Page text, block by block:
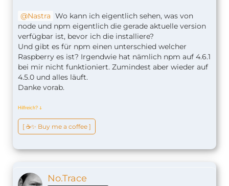
Nastra Wo kann ich eigentlich sehen, was von
node und npm eigentlich die gerade aktuelle version
verfügbar ist, bevor ich die installiere?
Und gibt es für npm einen unterschied welcher
Raspberry es ist? Irgendwie hat nämlich npm auf 4.6.1
bei mir nicht funktioniert. Zumindest aber wieder auf
4.5.0 und alles läuft.
Danke vorab.
Hilfreich? ↆ
[ ☕️✨ Buy me a coffee ]
No.Trace